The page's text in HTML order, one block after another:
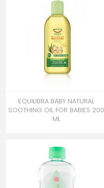
EQUILIBRA BABY NATURAL
SOOTHING OIL FOR BABIES 200
ML